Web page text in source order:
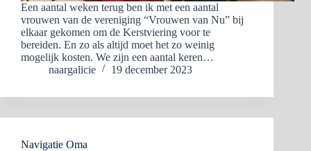
Een aantal weken terug ben ik met een aantal
vrouwen van de vereniging “Vrouwen van Nu” bij
elkaar gekomen om de Kerstviering voor te
bereiden. En zo als altijd moet het zo weinig
mogelijk kosten. We zijn een aantal keren…
naargalicie
19 december 2023
Navigatie Oma